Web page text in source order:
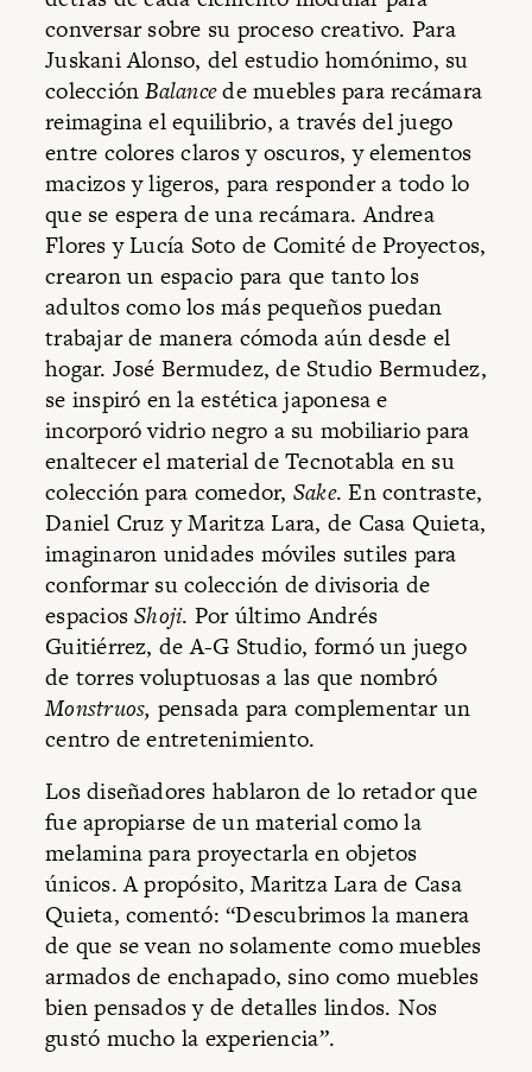
conversar sobre su proceso creativo. Para
Juskani Alonso, del estudio homónimo, su
colecciónBalancede muebles para recámara
reimagina el equilibrio, a través del juego
entre colores claros y oscuros, y elementos
macizos y ligeros, para responder a todo lo
que se espera de una recámara. Andrea
Flores y Lucía Soto de Comité de Proyectos,
crearon un espacio para que tanto los
adultos como los más pequeños puedan
trabajar de manera cómoda aún desde el
hogar. José Bermudez, de Studio Bermudez,
se inspiró en la estética japonesa e
incorporó vidrio negro a su mobiliario para
enaltecer el material de Tecnotabla en su
colección para comedor, Sake. En contraste,
Daniel Cruz y Maritza Lara, de Casa Quieta,
imaginaron unidades móviles sutiles para
conformar su colección de divisoria de
espaciosShoji. Por último Andrés
Guitiérrez, de A-G Studio, formó un juego
de torres voluptuosas a las que nombró
Monstruos, pensada para complementar un
centro de entretenimiento.
Los diseñadores hablaron de lo retador que
fue apropiarse de un material como la
melamina para proyectarla en objetos
únicos. A propósito, Maritza Lara de Casa
Quieta, comentó: “Descubrimos la manera
de que se vean no solamente como muebles
armados de enchapado, sino como muebles
bien pensados y de detalles lindos. Nos
gustó mucho la experiencia”.